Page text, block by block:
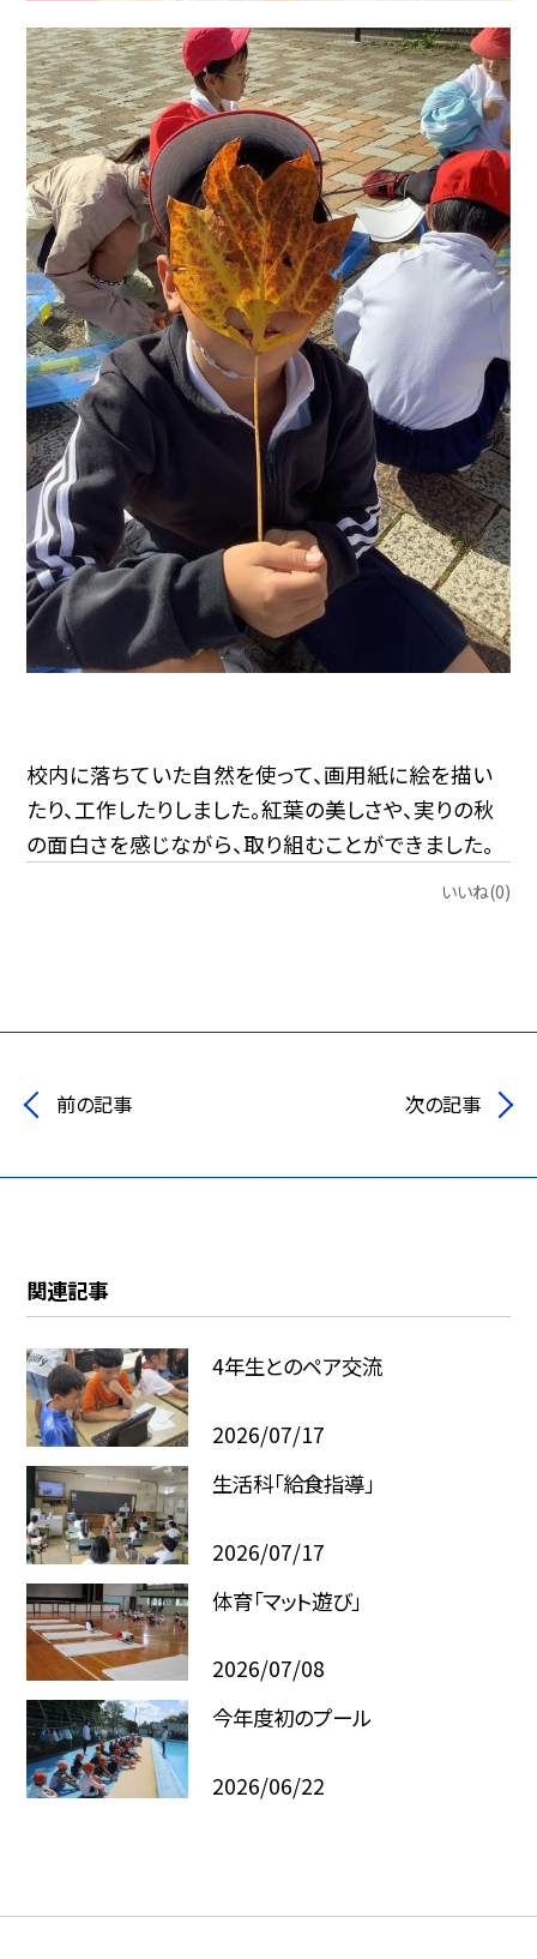
校内に落ちていた自然を使って、画用紙に絵を描い
たり、工作したりしました。紅葉の美しさや、実りの秋
の面白さを感じながら、取り組むことができました。
いいね(0)
前の記事 次の記事
関連記事
4年生とのペア交流
2026/07/17
生活科「給食指導」
2026/07/17
体育「マット遊び」
2026/07/08
今年度初のプール
2026/06/22